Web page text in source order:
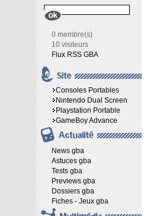
0 membre(s)
10 visiteurs
Flux RSS GBA
Consoles Portables
Nintendo Dual Screen
Playstation Portable
GameBoy Advance
News gba
Astuces gba
Tests gba
Previews gba
Dossiers gba
Fiches - Jeux gba